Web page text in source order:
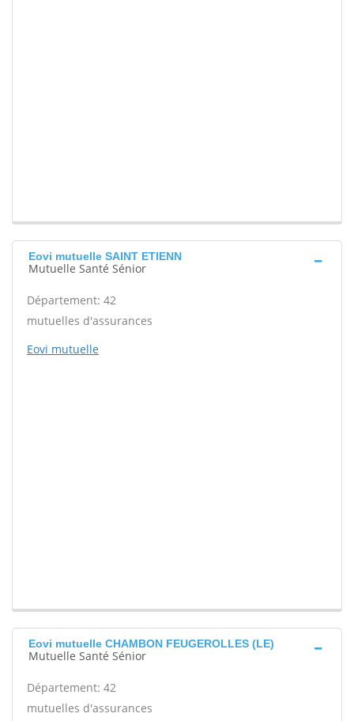
Eovi mutuelle SAINT ETIENN
Mutuelle Santé Sénior
Département: 42
mutuelles d'assurances
Eovi mutuelle
Eovi mutuelle CHAMBON FEUGEROLLES (LE)
Mutuelle Santé Sénior
Département: 42
mutuelles d'assurances